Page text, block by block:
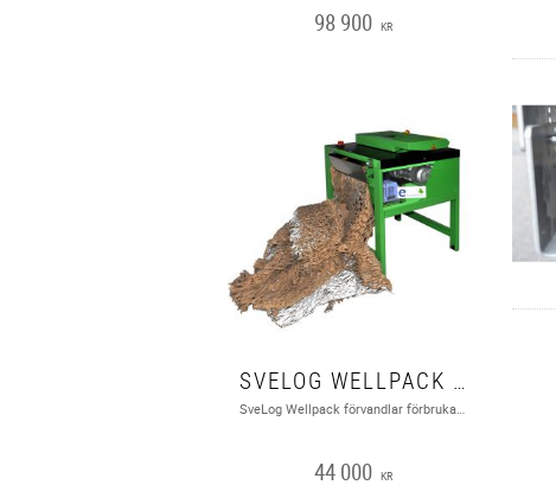
98 900 KR
SVELOG WELLPACK CP 316 S3I
44 000 KR